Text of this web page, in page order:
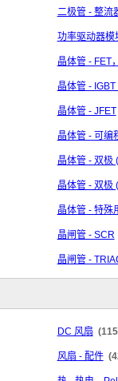
二极管 - 整流
功率驱动器模
晶体管 - FET
晶体管 - IGBT
晶体管 - JFET
晶体管 - 可编
晶体管 - 双极
晶体管 - 双极
晶体管 - 特殊
晶闸管 - SCR
晶闸管 -
DC 风扇
风扇 - 配件